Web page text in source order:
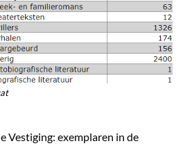
Vestiging: exemplaren in de